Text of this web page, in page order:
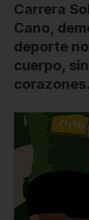
Carrera
Cano,
deporte
cuerpo,
corazones.